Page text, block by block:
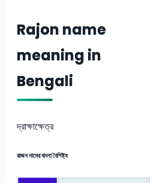
Rajon name
meaning in
Bengali
দ্রাক্ষাক্ষেত্র
রাজন নামের বাংলা বৈশিষ্ট্য